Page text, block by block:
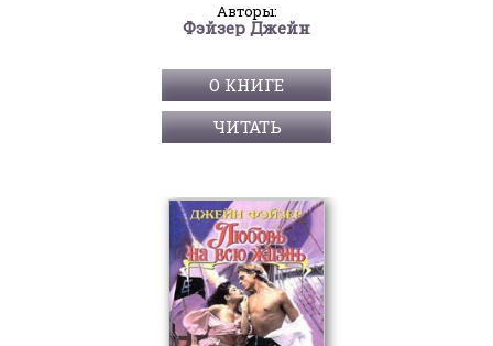
Авторы:
Фэйзер Джейн
О КНИГЕ
ЧИТАТЬ